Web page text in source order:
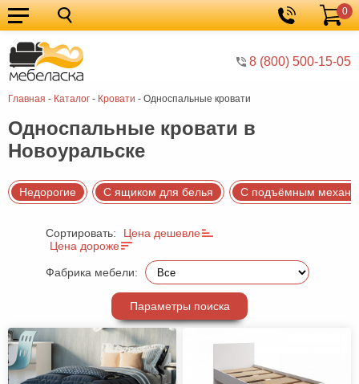
8 (800) 500-15-05
Корзина
0
Главная - Каталог - Кровати - Односпальные кровати
Кухонные
гарнитуры
Мебель
для
кухни
Мебель
для
спальни
Кровати
Шкафы
Диваны
Мягкая
Мебель
прихожей
Комоды
Офисная
Односпальные кровати в
Новоуральске
Недорогие С ящиком для белья С подъёмным
Сортировать:
Цена дешевле
Цена дороже
Фабрика мебели:
Параметры поиска